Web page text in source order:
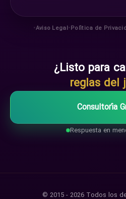
•Aviso Legal•Política de
¿Listo para
reglas del
Consultoría
Respuesta en
© 2015 - 2026 Todos los